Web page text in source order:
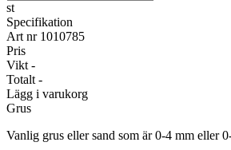
st
Specifikation
Art nr 1010785
Pris
Vikt -
Totalt -
Lägg i varukorg
Grus
Vanlig grus eller sand som är 0-4 mm eller